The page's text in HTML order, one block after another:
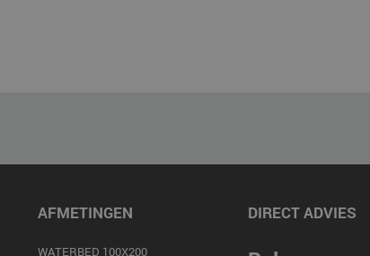
AFMETINGEN
WATERBED 100X200
DIRECT ADVIES